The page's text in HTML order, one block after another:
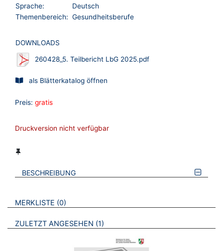
Sprache:
Deutsch
Themenbereich: Gesundheitsberufe
DOWNLOADS
260428_5. Teilbericht LbG 2025.pdf
als Blätterkatalog öffnen
Preis: gratis
Druckversion nicht verfügbar
BESCHREIBUNG
VERWEISE AUF VERMERKTE- ODER ZULETZT ANGESEHENE
MERKLISTE 0 BROSCHÜREN
ZULETZT ANGESEHEN 1 BROSCHÜREN